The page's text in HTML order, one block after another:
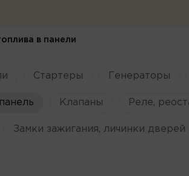
в панели
Стартеры Генераторы
Клапаны Реле,
Замки зажигания, личинки дверей